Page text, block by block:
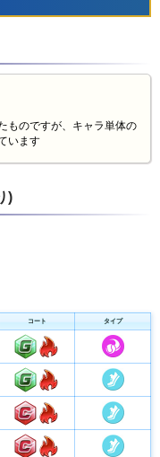
ものですが、キャラ単体の
います
)
コート タイプ